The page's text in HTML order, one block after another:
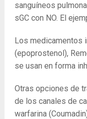
sanguíneos
sGC con NO. El
Los medicamentos
(epoprostenol),
se usan en forma
Otras opciones de
de los canales de
warfarina